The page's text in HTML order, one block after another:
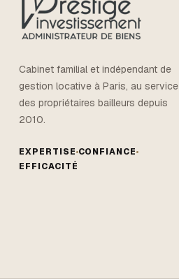
Cabinet familial et indépendant de
gestion locative à Paris, au service
des propriétaires bailleurs depuis
2010.
EXPERTISE CONFIANCE
EFFICACITÉ